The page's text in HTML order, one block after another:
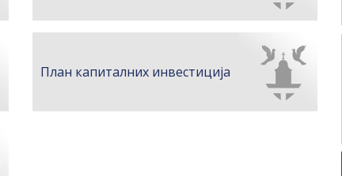
План капиталних инвестиција